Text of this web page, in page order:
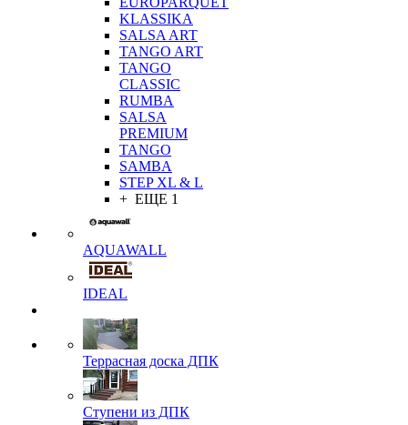
KLASSIKA
SALSA ART
TANGO ART
TANGO
CLASSIC
RUMBA
SALSA
PREMIUM
TANGO
SAMBA
STEP XL & L
+ ЕЩЕ 1
AQUAWALL
IDEAL
Террасная доска ДПК
Ступени из ДПК